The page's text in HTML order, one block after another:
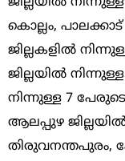
കൊല്ലം,
ജില്ലകളില്‍
ജില്ലയില്‍
നിന്നുള്ള 7
ആലപ്പുഴ
തിരുവനന്തപുരം,